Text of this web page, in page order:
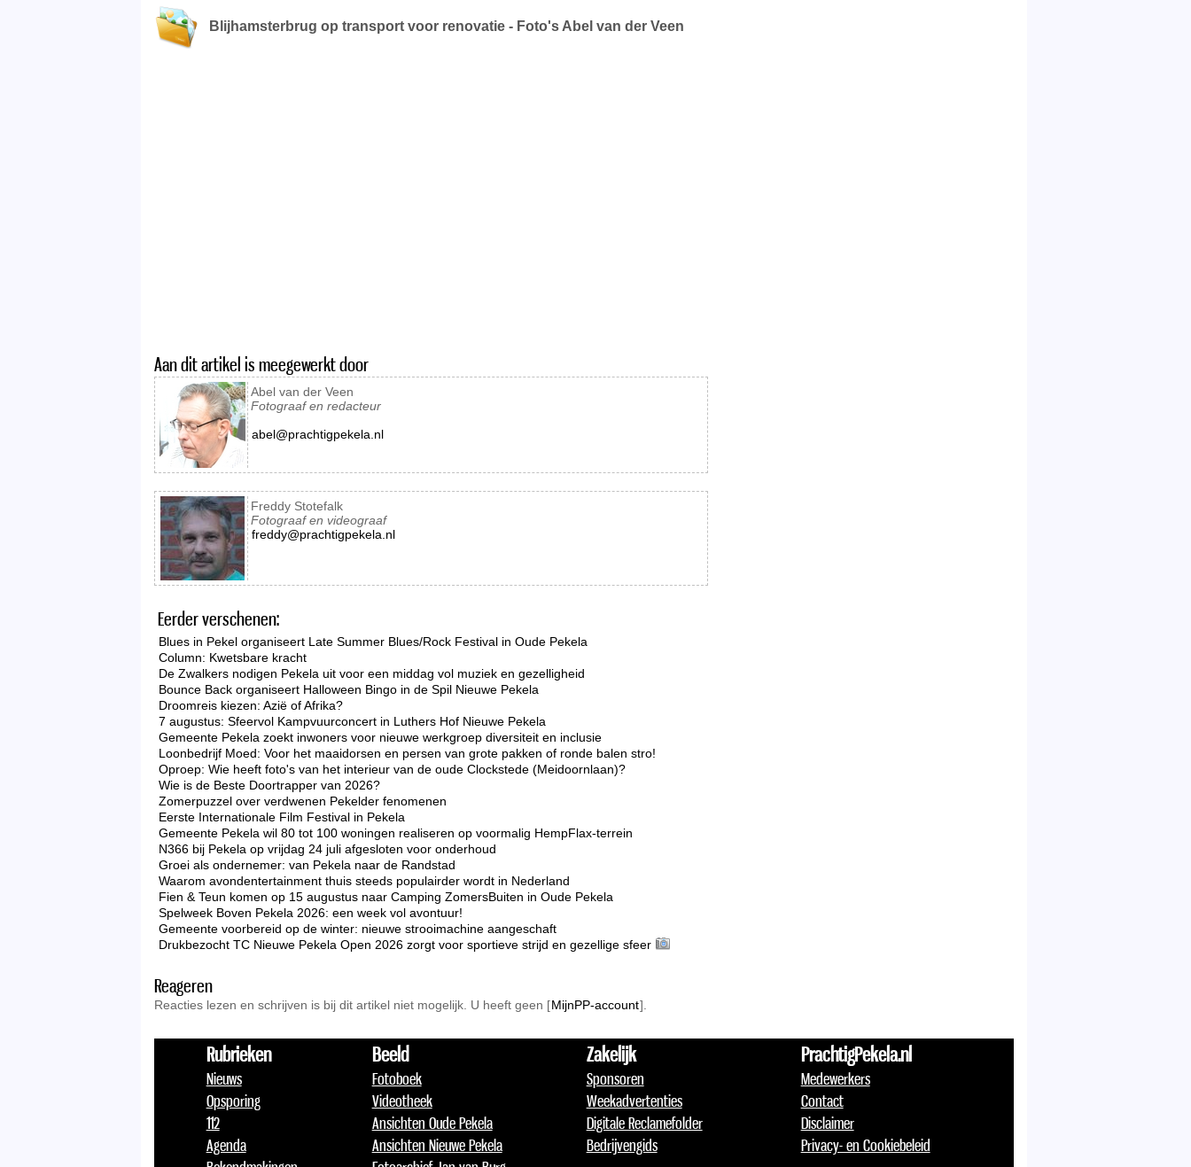
Blijhamsterbrug op transport voor renovatie - Foto's Abel van der Veen
Aan dit artikel is meegewerkt door
Abel van der Veen
Fotograaf en redacteur
abel@prachtigpekela.nl
Freddy Stotefalk
Fotograaf en videograaf
freddy@prachtigpekela.nl
Eerder verschenen:
Blues in Pekel organiseert Late Summer Blues/Rock Festival in Oude Pekela
Column: Kwetsbare kracht
De Zwalkers nodigen Pekela uit voor een middag vol muziek en gezelligheid
Bounce Back organiseert Halloween Bingo in de Spil Nieuwe Pekela
Droomreis kiezen: Azië of Afrika?
7 augustus: Sfeervol Kampvuurconcert in Luthers Hof Nieuwe Pekela
Gemeente Pekela zoekt inwoners voor nieuwe werkgroep diversiteit en inclusie
Loonbedrijf Moed: Voor het maaidorsen en persen van grote pakken of ronde balen stro!
Oproep: Wie heeft foto's van het interieur van de oude Clockstede (Meidoornlaan)?
Wie is de Beste Doortrapper van 2026?
Zomerpuzzel over verdwenen Pekelder fenomenen
Eerste Internationale Film Festival in Pekela
Gemeente Pekela wil 80 tot 100 woningen realiseren op voormalig HempFlax-terrein
N366 bij Pekela op vrijdag 24 juli afgesloten voor onderhoud
Groei als ondernemer: van Pekela naar de Randstad
Waarom avondentertainment thuis steeds populairder wordt in Nederland
Fien & Teun komen op 15 augustus naar Camping ZomersBuiten in Oude Pekela
Spelweek Boven Pekela 2026: een week vol avontuur!
Gemeente voorbereid op de winter: nieuwe strooimachine aangeschaft
Drukbezocht TC Nieuwe Pekela Open 2026 zorgt voor sportieve strijd en gezellige sfeer
Reageren
Reacties lezen en schrijven is bij dit artikel niet mogelijk. U heeft geen [MijnPP-account].
Rubrieken
Nieuws
Opsporing
112
Agenda
Beeld
Fotoboek
Videotheek
Ansichten Oude Pekela
Ansichten Nieuwe Pekela
Zakelijk
Sponsoren
Weekadvertenties
Digitale Reclamefolder
Bedrijvengids
PrachtigPekela.nl
Medewerkers
Contact
Disclaimer
Privacy- en Cookiebeleid